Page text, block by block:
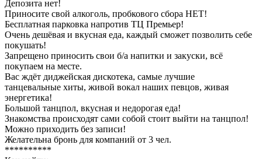
Депозита нет!
Приносите свой алкоголь, пробкового сбора НЕТ!
Бесплатная парковка напротив ТЦ Премьер!
Очень дешëвая и вкусная еда, каждый сможет позволить себе
покушать!
Запрещено приносить свои б/а напитки и закуски, всё
покупаем на месте.
Вас ждёт диджейская дискотека, самые лучшие
танцевальные хиты, живой вокал наших певцов, живая
энергетика!
Большой танцпол, вкусная и недорогая еда!
Знакомства происходят сами собой стоит выйти на танцпол!
Можно приходить без записи!
Желательна бронь для компаний от 3 чел.
**********